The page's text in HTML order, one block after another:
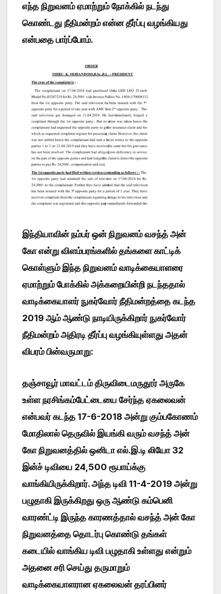
எந்த நிறுவனம் ஏமாற்றும் நோக்கில் நடந்து
கொண்டது நீதிமன்றம் என்ன தீர்ப்பு வழங்கியது
என்பதை பார்ப்போம்.
இந்தியாவின் நம்பர் ஒன் நிறுவனம் வசந்த் அன்
கோ என்று விளம்பரங்களில் தங்களை காட்டிக்
கொள்ளும் இந்த நிறுவனம் வாடிக்கையாளரை
ஏமாற்றும் போக்கில் அக்கறையின்றி நடந்ததால்
வாடிக்கையாளர் நுகர்வோர் நீதிமன்றத்தை கடந்த
2019 ஆம் ஆண்டு நாடியிருக்கிறார் நுகர்வோர்
நீதிமன்றம் அதிரடி தீர்ப்பு வழங்கியுள்ளது அதன்
விபரம் பின்வருமாறு:
தஞ்சாவூர் மாவட்டம் திருவிடைமருதூர் அருகே
உள்ள நரசிங்கம்பேட்டையை சேர்ந்த ஏகலைவன்
என்பவர் கடந்த 17-6-2018 அன்று கும்பகோணம்
மோதிலால் தெருவில் இயங்கி வரும் வசந்த் அன்
கோ நிறுவனத்தில் ஒனிடா எல்.இ.டி லியோ 32
இன்ச் டிவியை 24,500 ரூபாய்க்கு
வாங்கியிருக்கிறார். அந்த டிவி 11-4-2019 அன்று
பழுதாகி இருக்கிறது ஒரு ஆண்டு கம்பெனி
வாரண்ட்டி இருந்த காரணத்தால் வசந்த் அன் கோ
நிறுவனத்தை தொடர்பு கொண்டு தங்கள்
கடையில் வாங்கிய டிவி பழுதாகி உள்ளது என்றும்
அதனை சரி செய்து தருமாறும்
வாடிக்கையாளரான ஏகலைவன் தரப்பினர்